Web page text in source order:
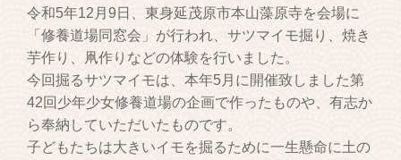
令和5年12月9日、東身延茂原市本山藻原寺を会場に
「修養道場同窓会」が行われ、サツマイモ掘り、焼き
芋作り、凧作りなどの体験を行いました。
今回掘るサツマイモは、本年5月に開催致しました第
42回少年少女修養道場の企画で作ったものや、有志か
ら奉納していただいたものです。
子どもたちは大きいイモを掘るために一生懸命に土の